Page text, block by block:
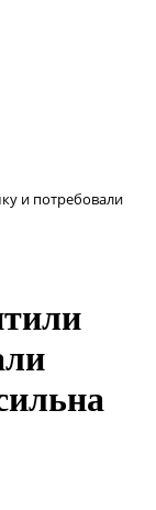
и потребовали